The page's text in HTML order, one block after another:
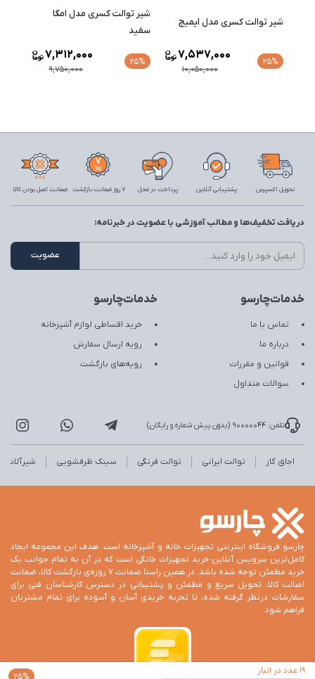
19 عدد در انبار
شیر توالت کسری مدل ایمیج
25%
10,050,000
7,537,000
شیر توالت کسری مدل امگا
سفید
25%
9,750,000
7,312,000
تحویل اکسپرس پشتیبانی آنلاین پرداخت در محل 7 روز ضمانت بازگشت ضمانت اصل بودن کالا
خدمات‌چارسو
تماس با ما
درباره ما
قوانین و مقررات
سوالات متداول
خدمات‌چارسو
خرید اقساطی لوازم آشپزخانه
رویه ارسال سفارش
رویه‌های بازگشت
دریافت تخفیف‌ها و مطالب آموزشی با عضویت در خبرنامه:
تلفن: 90000044 (بدون پیش شماره و رایگان)
اجاق گاز توالت ایرانی توالت فرنگی سینک ظرفشویی شیرآلات
چارسو فروشگاه اینترنتی تجهیزات خانه و آشپزخانه است. هدف این مجموعه ایجاد
کامل‌ترین سرویس آنلاین خرید تجهیزات خانگی است که در آن به تمام جوانب یک
خرید مطمئن توجه شده باشد. در همین راستا ضمانت 7 روزه‌ی بازگشت کالا، ضمانت
اصالت کالا، تحویل سریع و مطمئن و پشتیبانی در دسترس کارشناسان فنی برای
سفارشات درنظر گرفته شده، تا تجربه خریدی آسان و آسوده برای تمام مشتریان
فراهم شود.